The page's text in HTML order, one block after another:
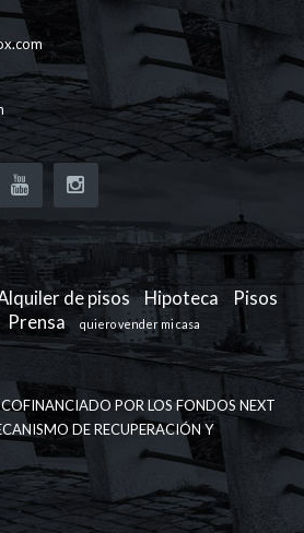
de pisos Hipoteca
Pisos
Prensa quiero vender mi casa
POR LOS FONDOS NEXT
DE RECUPERACIÓN Y